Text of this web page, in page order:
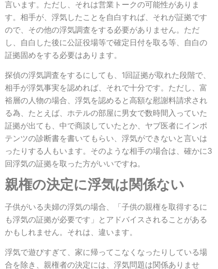
言います。ただし、それは営業トークの可能性がありま
す。相手が、浮気したことを自白すれば、それが証拠です
ので、その他の浮気調査をする必要がありません。ただ
し、自白した後に公証役場等で確定日付を取る等、自白の
証拠固めをする必要はあります。
探偵の浮気調査をするにしても、1回証拠が取れた段階で、
相手が浮気事実を認めれば、それで十分です。ただし、富
裕層の人物の場合、浮気を認めると高額な慰謝料請求され
る為、たとえば、ホテルの部屋に男女で数時間入っていた
証拠が出ても、中で商談していたとか、ヤブ医者にインポ
テンツの診断書を書いてもらい、浮気ができないと言いは
ったりする人もいます。そのような相手の場合は、確かに3
回浮気の証拠を取った方がいいですね。
親権の決定に浮気は関係ない
子供がいる夫婦の浮気の場合、「子供の親権を取得するに
も浮気の証拠が必要です」とアドバイスされることがある
かもしれません。それは、違います。
浮気で遊びすぎて、家に帰ってこなくなったりしている場
合を除き、親権者の決定には、浮気問題は関係ありませ